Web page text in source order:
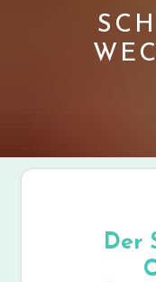
Der